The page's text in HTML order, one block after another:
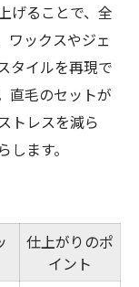
チェンジ
ト比較表
選び方
す理由
ドの工夫
工夫集
ト技法一覧
朝のコツ
げることで、全
ワックスやジェ
タイルを再現で
直毛のセットが
トレスを減ら
ます。
仕上がりのポ
イント